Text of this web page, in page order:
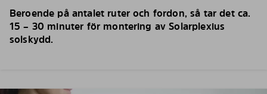
Beroende på antalet ruter och fordon, så tar det ca.
15 – 30 minuter för montering av Solarplexius
solskydd.